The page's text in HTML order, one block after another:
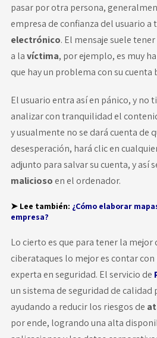
pasar por otra persona,
empresa de confianza del usuario a
electrónico. El mensaje suele
a lavíctima, por ejemplo, es muy
que hay un problema con su cuenta
El usuario entra así en pánico, y no
analizar con tranquilidad el
y usualmente no se dará cuenta de
desesperación, hará clic en
adjunto para salvar su cuenta, y así
malicioso en el ordenador.
➤ Lee también: ¿Cómo elaborar
empresa?
Lo cierto es que para tener la
ciberataques lo mejor es contar con
experta en seguridad. El servicio de
un sistema de seguridad de calidad
ayudando a reducir los riesgos de
por ende, logrando una alta